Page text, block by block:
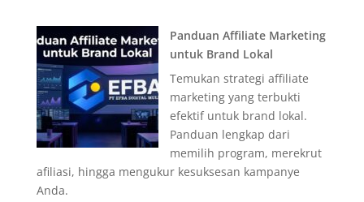
Panduan Affiliate Marketing
untuk Brand Lokal
Temukan strategi affiliate
marketing yang terbukti
efektif untuk brand lokal.
Panduan lengkap dari
memilih program, merekrut
afiliasi, hingga mengukur kesuksesan kampanye
Anda.